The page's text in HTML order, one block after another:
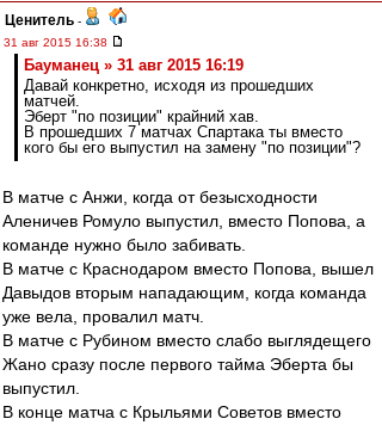
Ценитель -
31 авг 2015 16:38
Бауманец » 31 авг 2015 16:19
Давай конкретно, исходя из прошедших
матчей.
Эберт "по позиции" крайний хав.
В прошедших 7 матчах Спартака ты вместо
кого бы его выпустил на замену "по позиции"?
В матче с Анжи, когда от безысходности
Аленичев Ромуло выпустил, вместо Попова, а
команде нужно было забивать.
В матче с Краснодаром вместо Попова, вышел
Давыдов вторым нападающим, когда команда
уже вела, провалил матч.
В матче с Рубином вместо слабо выглядещего
Жано сразу после первого тайма Эберта бы
выпустил.
В конце матча с Крыльями Советов вместо